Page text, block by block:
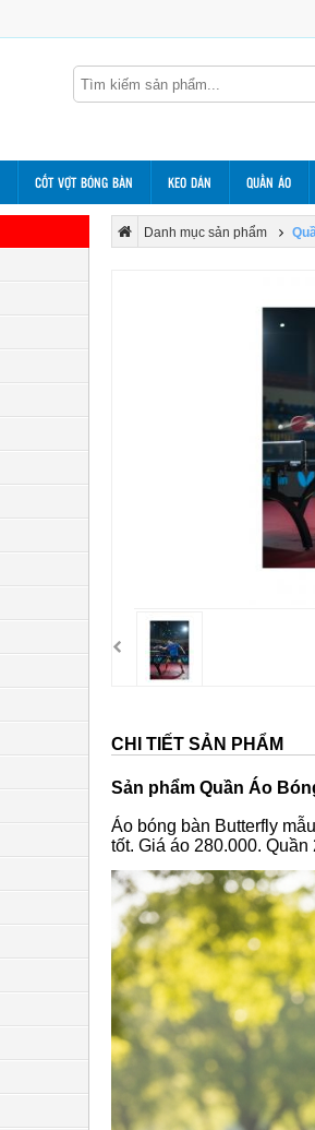
CỐT VỢT BÓNG BÀN KEO DÁN QUẦN ÁO
Danh mục sản phẩm
CHI TIẾT SẢN PHẨM
Sản phẩm Quần Áo
Áo bóng bàn Butterfly
tốt. Giá áo 280.000. Quần